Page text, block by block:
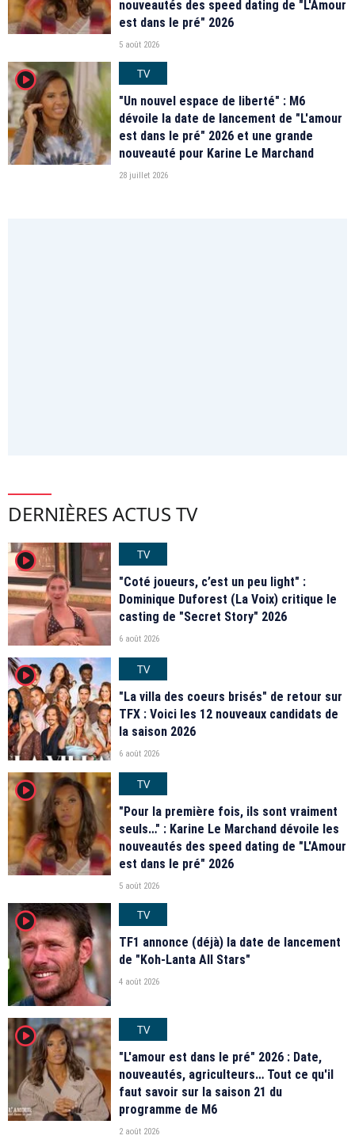
nouveautés des speed dating de "L'Amour
est dans le pré" 2026
5 août 2026
player2
TV
"Un nouvel espace de liberté" : M6
dévoile la date de lancement de "L'amour
est dans le pré" 2026 et une grande
nouveauté pour Karine Le Marchand
28 juillet 2026
DERNIÈRES ACTUS TV
player2
TV
"Coté joueurs, c’est un peu light" :
Dominique Duforest (La Voix) critique le
casting de "Secret Story" 2026
6 août 2026
player2
TV
"La villa des coeurs brisés" de retour sur
TFX : Voici les 12 nouveaux candidats de
la saison 2026
6 août 2026
player2
TV
"Pour la première fois, ils sont vraiment
seuls…" : Karine Le Marchand dévoile les
nouveautés des speed dating de "L'Amour
est dans le pré" 2026
5 août 2026
player2
TV
TF1 annonce (déjà) la date de lancement
de "Koh-Lanta All Stars"
4 août 2026
player2
TV
"L'amour est dans le pré" 2026 : Date,
nouveautés, agriculteurs… Tout ce qu'il
faut savoir sur la saison 21 du
programme de M6
2 août 2026